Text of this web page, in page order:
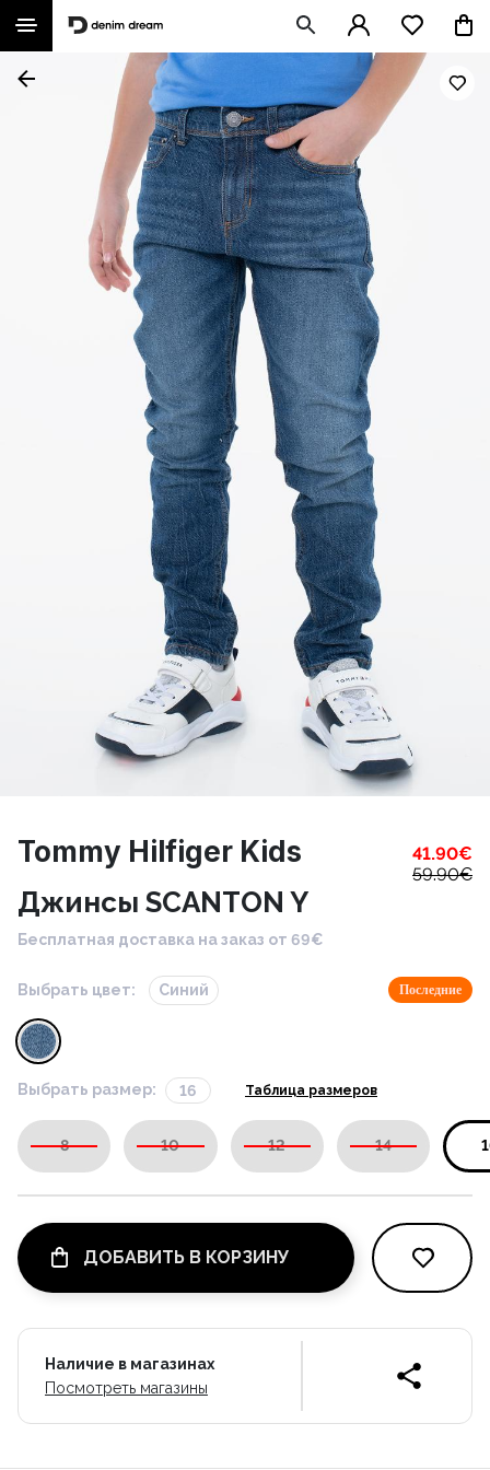
Tommy Hilfiger Kids 41.90€
59.90€
Джинсы SCANTON Y
Бесплатная доставка на заказ от 69€
Выбрать цвет: Синий Последние
Выбрать размер: 16 Таблица размеров
8 10 12 14
ДОБАВИТЬ В КОРЗИНУ
Наличие в магазинах
Посмотреть магазины